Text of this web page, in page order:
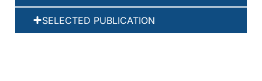
SELECTED PUBLICATION